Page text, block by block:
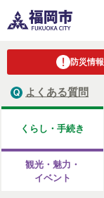
防災情報
よくある質問
くらし・手続き
観光・魅力・
イベント